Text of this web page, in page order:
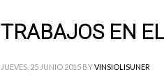
TRABAJOS EN
JUEVES, 25 JUNIO 2015 BYVINSIOLISUNER